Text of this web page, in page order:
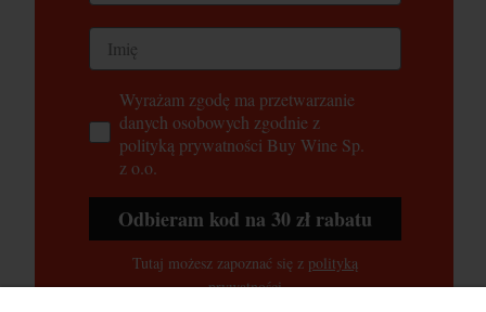
Wyrażam zgodę ma przetwarzanie
danych osobowych zgodnie z
polityką prywatności Buy Wine Sp.
z o.o.
Odbieram kod na 30 zł rabatu
Tutaj możesz zapoznać się z polityką
prywatności